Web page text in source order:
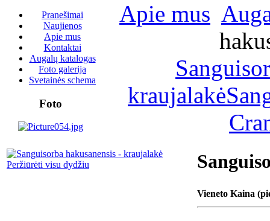
Pranešimai
Naujienos
Apie mus
Kontaktai
Augalų katalogas
Foto galerija
Svetainės schema
Foto
Apie mus
kraujalakė
Peržiūrėti visu dydžiu
Vieneto Kaina